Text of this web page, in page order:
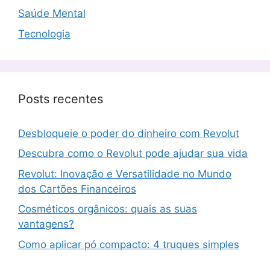
Saúde Mental
Tecnologia
Posts recentes
Desbloqueie o poder do dinheiro com Revolut
Descubra como o Revolut pode ajudar sua vida
Revolut: Inovação e Versatilidade no Mundo
dos Cartões Financeiros
Cosméticos orgânicos: quais as suas
vantagens?
Como aplicar pó compacto: 4 truques simples